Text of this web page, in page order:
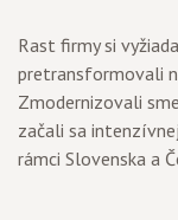
Rast firmy si
pretransformovali
Zmodernizovali
začali sa
rámci Slovenska a